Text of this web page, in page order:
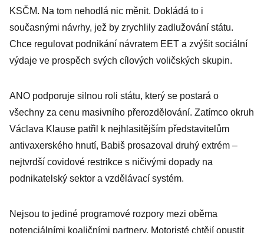
KSČM. Na tom nehodlá nic měnit. Dokládá to i
současnými návrhy, jež by zrychlily zadlužování státu.
Chce regulovat podnikání návratem EET a zvýšit sociální
výdaje ve prospěch svých cílových voličských skupin.
ANO podporuje silnou roli státu, který se postará o
všechny za cenu masivního přerozdělování. Zatímco okruh
Václava Klause patřil k nejhlasitějším představitelům
antivaxerského hnutí, Babiš prosazoval druhý extrém –
nejtvrdší covidové restrikce s ničivými dopady na
podnikatelský sektor a vzdělávací systém.
Nejsou to jediné programové rozpory mezi oběma
potenciálními koaličními partnery. Motoristé chtějí opustit